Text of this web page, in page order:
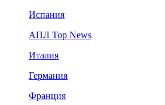
Испания
АПЛ Top News
Италия
Германия
Франция